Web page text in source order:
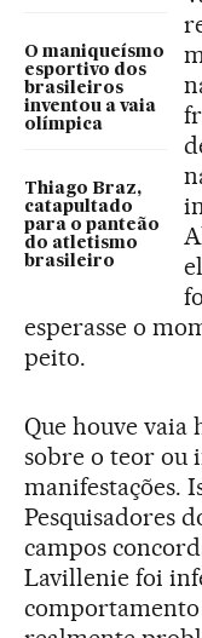
O maniqueísmo
esportivo dos
brasileiros
inventou a vaia
olímpica
Thiago Braz,
catapultado
para o panteão
do atletismo
brasileiro
esperasse o
peito.
Que houve vaia
sobre o teor ou
manifestações.
Pesquisadores
campos
Lavillenie foi
comportamento